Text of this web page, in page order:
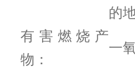
的
有害燃烧产
物：
一